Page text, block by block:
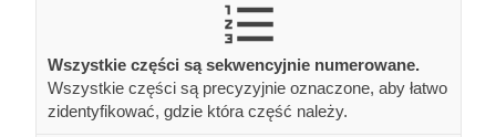
Wszystkie części są sekwencyjnie numerowane.
Wszystkie części są precyzyjnie oznaczone, aby łatwo
zidentyfikować, gdzie która część należy.